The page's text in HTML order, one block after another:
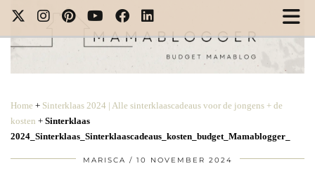
Home + Sinterklaas 2024 | Alle sinterklaascadeaus voor de jongens + de
kosten + Sinterklaas
2024_Sinterklaas_Sinterklaascadeaus_kosten_budget_Mamablogger_
MARISCA 10 NOVEMBER 2024